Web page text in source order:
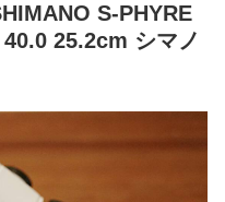
S-PHYRE
25.2cm シマノ